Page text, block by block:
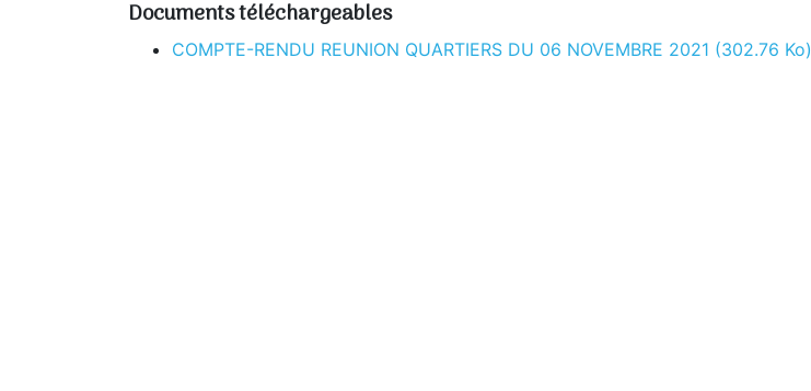
Documents téléchargeables
COMPTE-RENDU REUNION QUARTIERS DU 06 NOVEMBRE 2021 (302.76 Ko)